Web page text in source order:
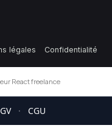
légales Confidentialité
React freelance
· CGU